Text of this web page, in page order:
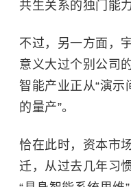
共生关系的独门能力
不过，另一方面，
意义大过个别公司
智能产业正从“演示
的量产”。
恰在此时，资本市
迁，从过去几年习